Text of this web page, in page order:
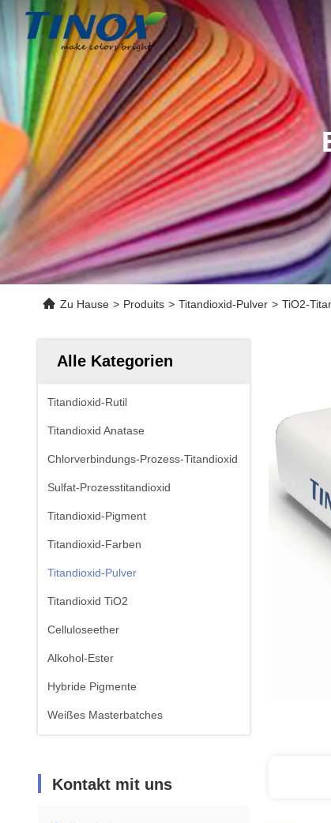
Zu Hause > Produits > Titandioxid-Pulver > TiO2-
Alle Kategorien
Titandioxid-Rutil
Titandioxid Anatase
Chlorverbindungs-Prozess-Titandioxid
Sulfat-Prozesstitandioxid
Titandioxid-Pigment
Titandioxid-Farben
Titandioxid-Pulver
Titandioxid TiO2
Celluloseether
Alkohol-Ester
Hybride Pigmente
Weißes Masterbatches
Kontakt mit uns